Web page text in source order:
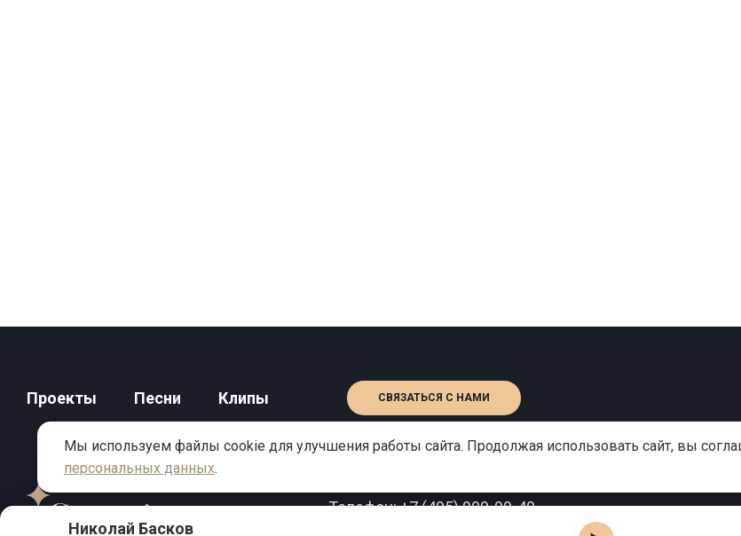
Николай Басков
Проекты Песни Клипы СВЯЗАТЬСЯ С НАМИ
Телефон:+7 (495) 909-99-40
Мы используем файлы cookie для улучшения работы сайта. Продолжая использовать сайт, вы
персональных данных.